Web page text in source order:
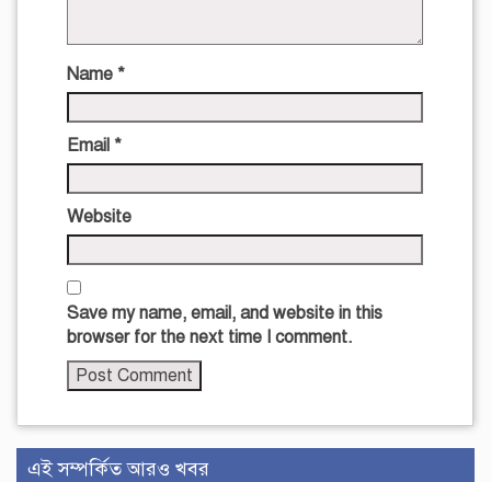
Name *
Email *
Website
Save my name, email, and website in this
browser for the next time I comment.
এই সম্পর্কিত আরও খবর